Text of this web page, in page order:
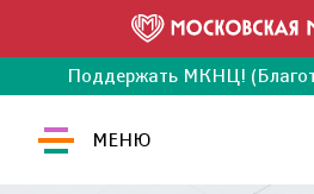
Поддержать МКНЦ!
МЕНЮ